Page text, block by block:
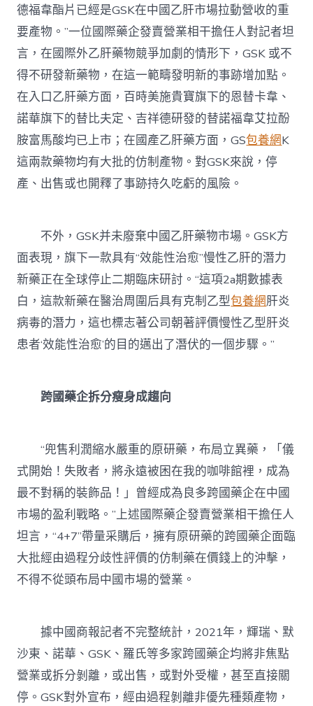
德福韋酯片已經是GSK在中國乙肝市場拉動營收的重
要產物。”一位國際藥企發賣營業相干擔任人對記者坦
言，在國際外乙肝藥物競爭加劇的情形下，GSK 或不
得不研發新藥物，在這一範疇發明新的事跡增加點。
在入口乙肝藥方面，百時美施貴寶旗下的恩替卡韋、
諾華旗下的替比夫定、吉祥德研發的替諾福韋艾拉酚
胺富馬酸均已上市；在國產乙肝藥方面，GS包養網K
這兩款藥物均有大批的仿制產物。對GSK來說，停
產、出售或也開釋了事跡持久吃虧的風險。
不外，GSK并未廢棄中國乙肝藥物市場。GSK方
面表現，旗下一款具有“效能性治愈”慢性乙肝的潛力
新藥正在全球停止二期臨床研討。“這項2a期數據表
白，這款新藥在醫治周圍后具有克制乙型包養網肝炎
病毒的潛力，這也標志著公司朝著評價慢性乙型肝炎
患者‘效能性治愈’的目的邁出了潛伏的一個步驟。”
跨國藥企拆分瘦身成趨向
“兜售利潤縮水嚴重的原研藥，布局立異藥，「儀
式開始！失敗者，將永遠被困在我的咖啡館裡，成為
最不對稱的裝飾品！」曾經成為良多跨國藥企在中國
市場的盈利戰略。”上述國際藥企發賣營業相干擔任人
坦言，“4+7”帶量采購后，擁有原研藥的跨國藥企面臨
大批經由過程分歧性評價的仿制藥在價錢上的沖擊，
不得不從頭布局中國市場的營業。
據中國商報記者不完整統計，2021年，輝瑞、默
沙東、諾華、GSK、羅氏等多家跨國藥企均將非焦點
營業或拆分剝離，或出售，或對外受權，甚至直接關
停。GSK對外宣布，經由過程剝離非優先種類產物，